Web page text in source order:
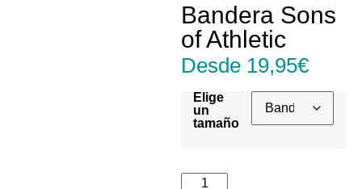
Bandera Sons
of Athletic
Desde 19,95€
Elige
un
tamaño